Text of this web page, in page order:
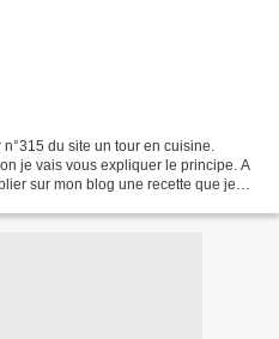
du site un tour en cuisine.
je vais vous expliquer le principe. A
sur mon blog une recette que je